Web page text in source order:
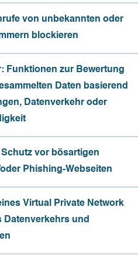
von unbekannten oder
blockieren
Funktionen zur Bewertung
Daten basierend
Datenverkehr oder
vor bösartigen
Phishing-Webseiten
Virtual Private Network
Datenverkehrs und